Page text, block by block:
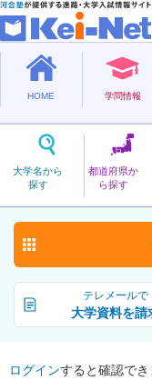
HOME 学問情報
大学名から
探す
都道府県か
ら探す
公立
しゅうなんこうりつ
周南公
テレメールで
大学資料を請
ログインすると確認でき